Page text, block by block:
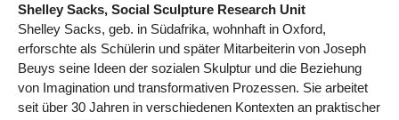
Shelley Sacks, Social Sculpture Research Unit
Shelley Sacks, geb. in Südafrika, wohnhaft in Oxford,
erforschte als Schülerin und später Mitarbeiterin von Joseph
Beuys seine Ideen der sozialen Skulptur und die Beziehung
von Imagination und transformativen Prozessen. Sie arbeitet
seit über 30 Jahren in verschiedenen Kontexten an praktischer